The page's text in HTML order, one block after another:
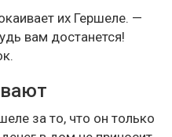
их Гершеле. —
вам достанется!
за то, что он только